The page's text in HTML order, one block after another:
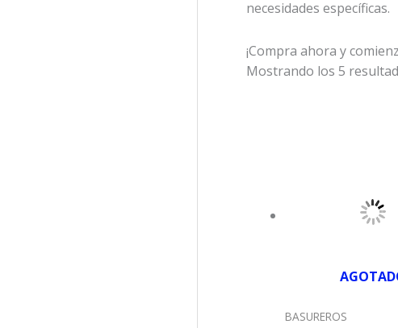
necesidades específicas.
¡Compra ahora y
Mostrando los 5
BASUREROS